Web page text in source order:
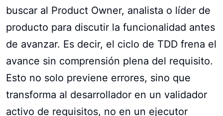
buscar al Product Owner, analista o líder de
producto para discutir la funcionalidad antes
de avanzar. Es decir, el ciclo de TDD frena el
avance sin comprensión plena del requisito.
Esto no solo previene errores, sino que
transforma al desarrollador en un validador
activo de requisitos, no en un ejecutor